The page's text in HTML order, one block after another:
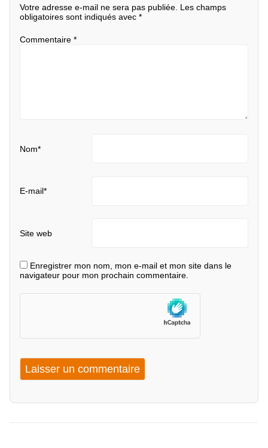
Votre adresse e-mail ne sera pas publiée. Les champs
obligatoires sont indiqués avec *
Commentaire *
Nom*
E-mail*
Site web
Enregistrer mon nom, mon e-mail et mon site dans le
navigateur pour mon prochain commentaire.